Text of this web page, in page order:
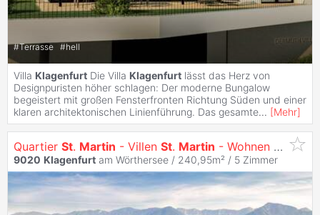
#Terrasse #hell
Villa Klagenfurt Die Villa Klagenfurt lässt das Herz von
Designpuristen höher schlagen: Der moderne Bungalow
begeistert mit großen Fensterfronten Richtung Süden und einer
klaren architektonischen Linienführung. Das gesamte... [Mehr]
Quartier St. Martin - Villen St. Martin - Wohnen mit Ausblick
9020 Klagenfurt am Wörthersee / 240,95m² / 5 Zimmer